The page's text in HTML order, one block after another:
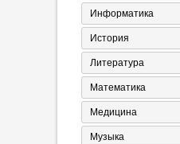
Информатика
История
Литература
Математика
Медицина
Музыка